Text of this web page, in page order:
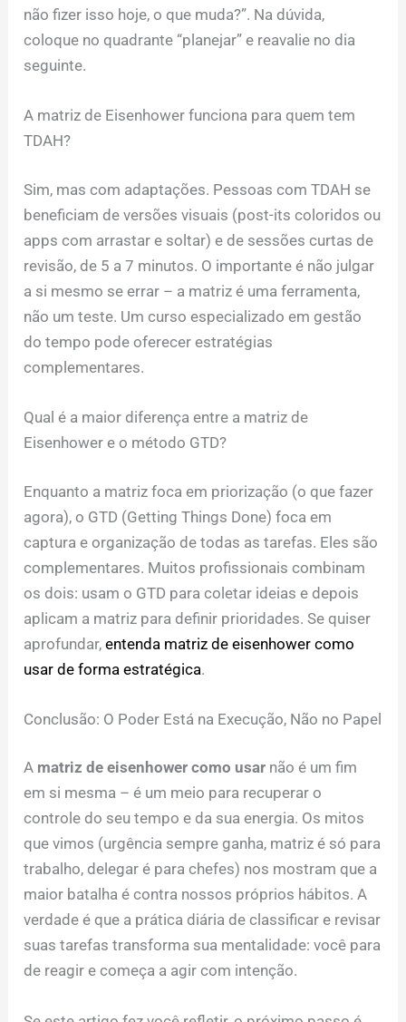
não fizer isso hoje, o que muda?”. Na dúvida,
coloque no quadrante “planejar” e reavalie no dia
seguinte.
A matriz de Eisenhower funciona para quem tem
TDAH?
Sim, mas com adaptações. Pessoas com TDAH se
beneficiam de versões visuais (post-its coloridos ou
apps com arrastar e soltar) e de sessões curtas de
revisão, de 5 a 7 minutos. O importante é não julgar
a si mesmo se errar – a matriz é uma ferramenta,
não um teste. Um curso especializado em gestão
do tempo pode oferecer estratégias
complementares.
Qual é a maior diferença entre a matriz de
Eisenhower e o método GTD?
Enquanto a matriz foca em priorização (o que fazer
agora), o GTD (Getting Things Done) foca em
captura e organização de todas as tarefas. Eles são
complementares. Muitos profissionais combinam
os dois: usam o GTD para coletar ideias e depois
aplicam a matriz para definir prioridades. Se quiser
aprofundar,entenda matriz de eisenhower como
usar de forma estratégica.
Conclusão: O Poder Está na Execução, Não no Papel
A matriz de eisenhower como usar não é um fim
em si mesma – é um meio para recuperar o
controle do seu tempo e da sua energia. Os mitos
que vimos (urgência sempre ganha, matriz é só para
trabalho, delegar é para chefes) nos mostram que a
maior batalha é contra nossos próprios hábitos. A
verdade é que a prática diária de classificar e revisar
suas tarefas transforma sua mentalidade: você para
de reagir e começa a agir com intenção.